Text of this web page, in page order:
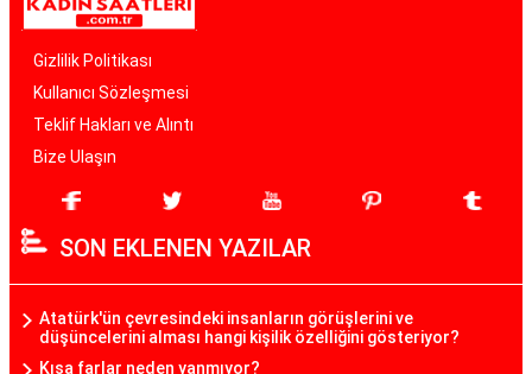
Gizlilik Politikası
Kullanıcı Sözleşmesi
Teklif Hakları ve Alıntı
Bize Ulaşın
SON EKLENEN YAZILAR
Atatürk'ün çevresindeki insanların görüşlerini ve
düşüncelerini alması hangi kişilik özelliğini gösteriyor?
Kısa farlar neden yanmıyor?